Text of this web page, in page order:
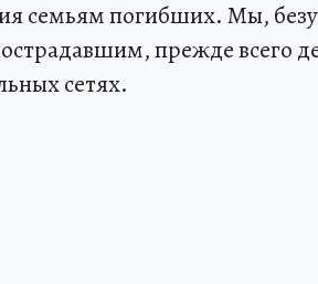
семьям погибших. Мы,
прежде всего
сетях.